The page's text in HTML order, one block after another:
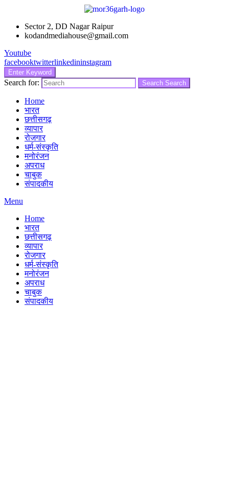
Sector 2, DD Nagar Raipur
kodandmediahouse@gmail.com
Youtube
facebooktwitterlinkedininstagram
Enter Keyword
Search for: Search Search
Home
भारत
छत्तीसगढ़
व्यापार
रोजगार
धर्म-संस्कृति
मनोरंजन
अपराध
चाबुक
संपादकीय
Menu
Home
भारत
छत्तीसगढ़
व्यापार
रोजगार
धर्म-संस्कृति
मनोरंजन
अपराध
चाबुक
संपादकीय